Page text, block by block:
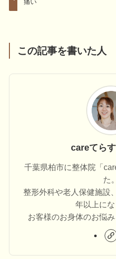
痛い
この記事を書いた人
careてら
千葉県柏市に整体院「
た。
整形外科や老人保健施設
年以上にな
お客様のお身体のお悩